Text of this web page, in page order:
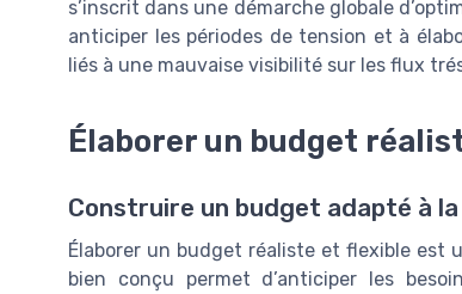
s’inscrit dans une démarche globale
anticiper les périodes de tension et à
liés à une mauvaise visibilité sur les flux
Élaborer un budget
Construire un budget adapté à
Élaborer un budget réaliste et flexible est
bien conçu permet d’anticiper les